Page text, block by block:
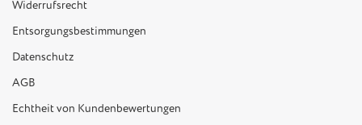
Widerrufsrecht
Entsorgungsbestimmungen
Datenschutz
AGB
Echtheit von Kundenbewertungen